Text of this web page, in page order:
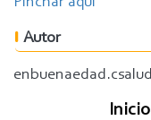
Autor
enbuenaedad.csalud
Inicio